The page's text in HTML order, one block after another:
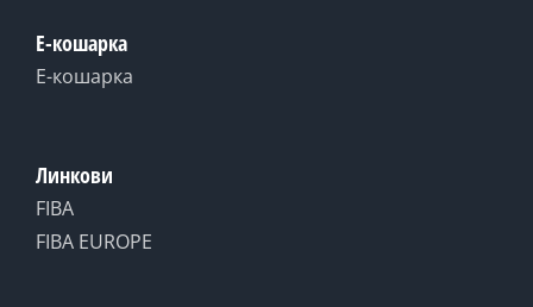
Е-кошарка
Е-кошарка
Линкови
FIBA
FIBA EUROPE